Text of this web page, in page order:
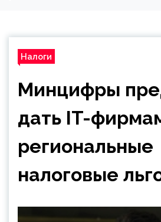
Налоги
Минцифры
дать IT-
региональные
налоговые